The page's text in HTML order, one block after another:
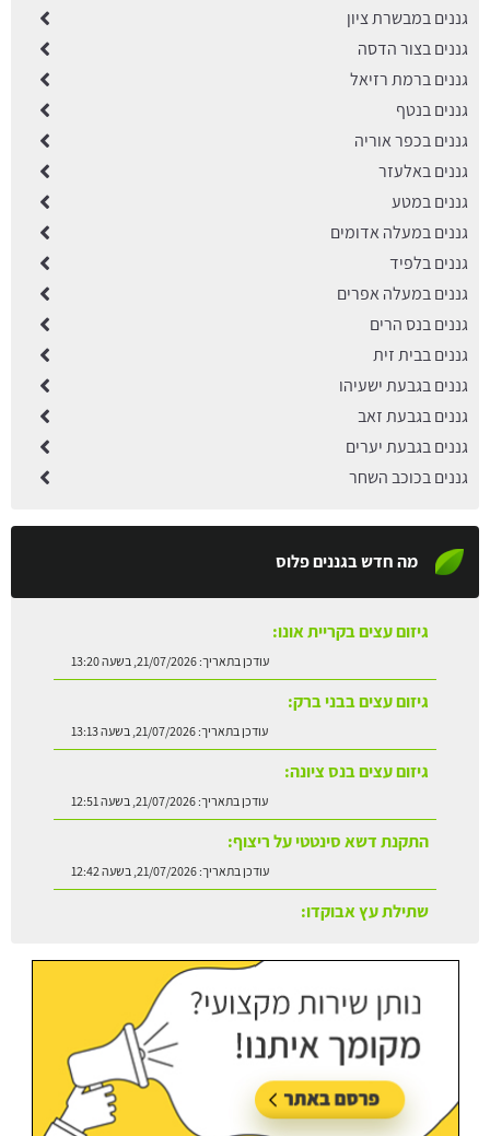
גננים במבשרת ציון
גננים בצור הדסה
גננים ברמת רזיאל
גננים בנטף
גננים בכפר אוריה
גננים באלעזר
גננים במטע
גננים במעלה אדומים
גננים בלפיד
גננים במעלה אפרים
גננים בנס הרים
גננים בבית זית
גננים בגבעת ישעיהו
גננים בגבעת זאב
גננים בגבעת יערים
גננים בכוכב השחר
מה חדש בגננים פלוס
גיזום עצים בבני ברק:
עודכן בתאריך:21/07/2026, בשעה 13:13
גיזום עצים בנס ציונה:
עודכן בתאריך:21/07/2026, בשעה 12:51
התקנת דשא סינטטי על ריצוף:
עודכן בתאריך: 21/07/2026, בשעה 12:42
שתילת עץ אבוקדו:
עודכן בתאריך:21/07/2026, בשעה 13:24
גיזום עצים בקריית אונו: